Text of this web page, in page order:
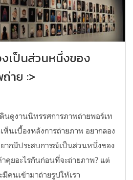
เป็นส่วนหนึ่งของ
าย :>
ดินดูงานนิทรรศการภาพถ่ายพอร์เท
ห็นเบื้องหลังการถ่ายภาพ อยากลอง
ากมีประสบการณ์เป็นส่วนหนึ่งของ
คุยอะไรกันก่อนที่จะถ่ายภาพ? แต่
คนเข้ามาถ่ายรูปให้เรา